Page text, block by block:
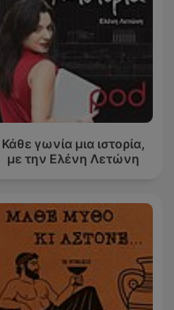
Κάθε γωνία μια ιστορία,
με την Ελένη Λετώνη